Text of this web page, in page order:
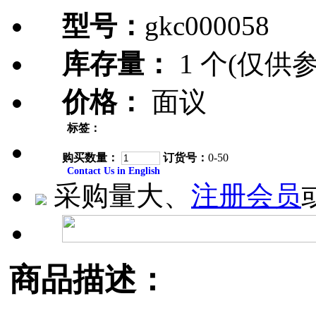
型号： gkc000058
库存量：
1 个(仅供
价格： 面议
标签：
购买数量： 订货号： 0-50
Contact Us in English
采购量大、 注册会员
商品描述：